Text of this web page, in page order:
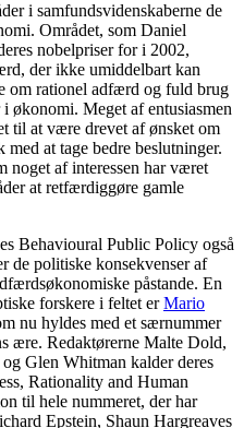
i samfundsvidenskaberne de
Området, som Daniel
nobelpriser for i 2002,
der ikke umiddelbart kan
om rationel adfærd og fuld brug
økonomi. Meget af entusiasmen
til at være drevet af ønsket om
at tage bedre beslutninger.
noget af interessen har været
at retfærdiggøre gamle
Behavioural Public Policy også
de politiske konsekvenser af
påstande. En
forskere i feltet erMario
nu hyldes med et særnummer
ære. Redaktørerne Malte Dold,
Glen Whitman kalder deres
Rationality and Human
til hele nummeret, der har
Epstein, Shaun Hargreaves